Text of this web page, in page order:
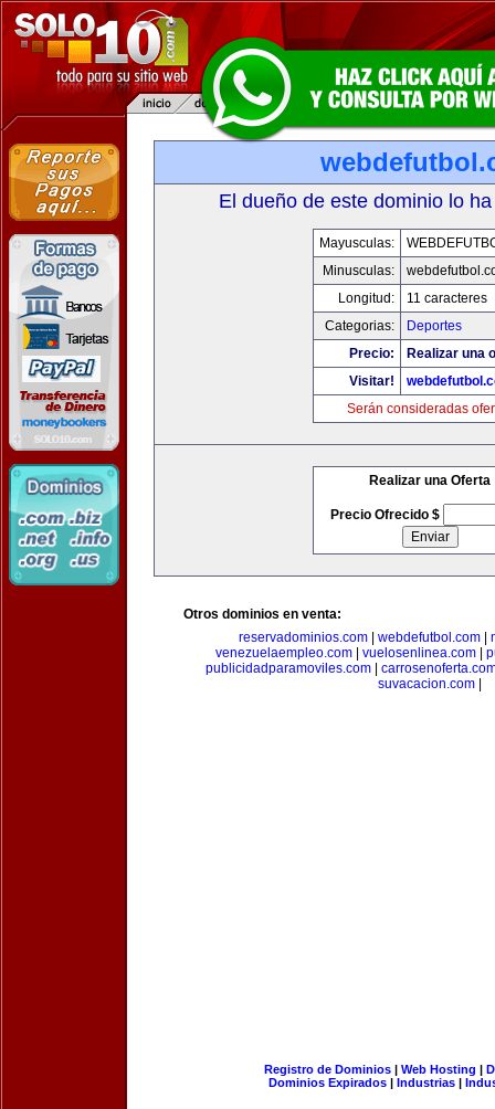
El dueño de este dominio lo
Mayusculas:
Minusculas:
Longitud:
11 caracteres
Categorias:
Deportes
Precio:
Realizar una
Visitar!
Serán consideradas
Realizar una Oferta
Precio Ofrecido $
Otros dominios en venta:
reservadominios.com
webdefutbol.com
venezuelaempleo.com
vuelosenlinea.com
publicidadparamoviles.com
suvacacion.com
Registro de Dominios| Web Hosting |
Dominios Expirados | Industrias |